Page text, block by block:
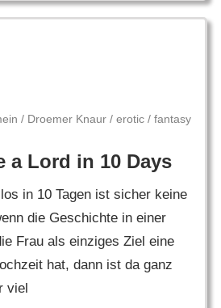
/ Droemer Knaur / erotic / fantasy
a Lord in 10 Days
in 10 Tagen ist sicher keine
die Geschichte in einer
Frau als einziges Ziel eine
hat, dann ist da ganz
viel